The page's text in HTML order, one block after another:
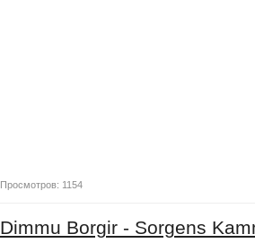
Просмотров: 1154
Dimmu Borgir - Sorgens